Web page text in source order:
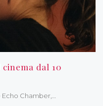
cinema dal 10
Chamber,…